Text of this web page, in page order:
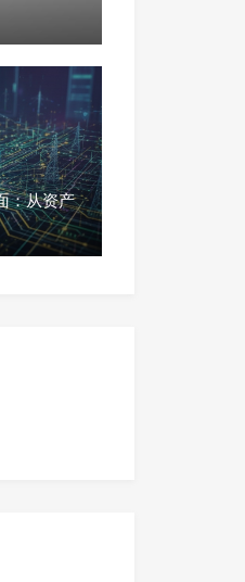
：从资产